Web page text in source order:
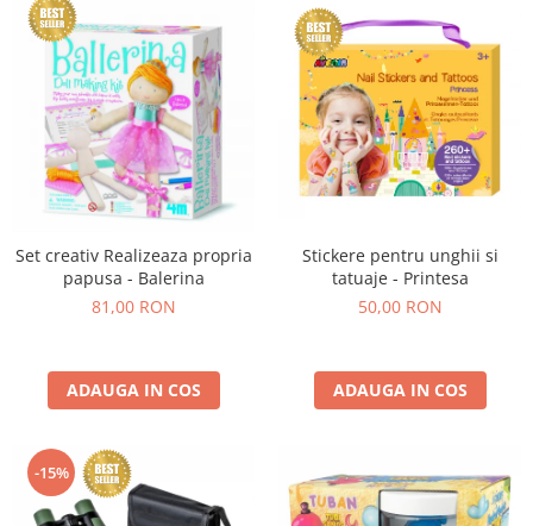
Set creativ Realizeaza propria
papusa - Balerina
81,00 RON
ADAUGA IN COS
Stickere pentru unghii si
tatuaje - Printesa
50,00 RON
ADAUGA IN COS
-15%